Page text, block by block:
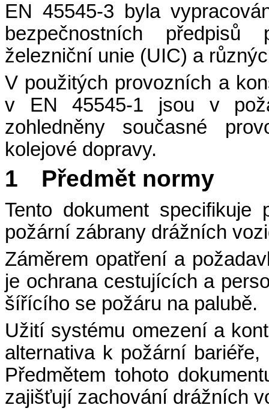
EN 45545-3 byla
bezpečnostních
železniční unie (UIC) a
V použitých provozních a
v EN 45545-1 jsou v
zohledněny současné
kolejové dopravy.
1 Předmět normy
Tento dokument
požární zábrany drážních
Záměrem opatření a
je ochrana cestujících a
šířícího se požáru na palubě.
Užití systému omezení a
alternativa k požární
Předmětem tohoto
zajišťují zachování drážních